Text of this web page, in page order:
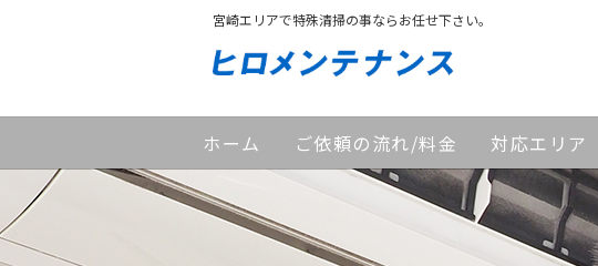
宮崎エリアで特殊清掃の事ならお任せ下さい。
ホーム ご依頼の流れ/料金 対応エリア